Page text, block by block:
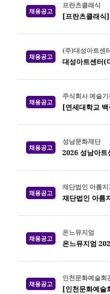
채용공고
프란츠클래식
[프란츠클래식
채용공고
(주)대성아트센
대성아트센터(
채용공고
주식회사 예술
[연세대학교
채용공고
성남문화재단
2026 성남아
채용공고
재단법인 아름지
재단법인 아름
채용공고
온느뮤지엄
온느뮤지엄
채용공고
인천문화예술회
[인천문화예술